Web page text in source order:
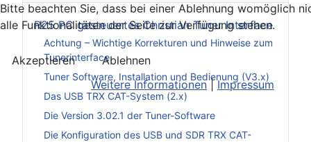
R25 PC gesteuertes Christian Tuner Interface
Achtung – Wichtige Korrekturen und Hinweise zum
Tunerinterface
Tuner Software, Installation und Bedienung (V3.x)
Das USB TRX CAT-System (2.x)
Die Version 3.02.1 der Tuner-Software
Die Konfiguration des USB und SDR TRX CAT-
Bitte beachten Sie, dass bei einer Ablehnung womöglich
alle Funktionalitäten der Seite zur Verfügung stehen.
Akzeptieren
Ablehnen
Weitere Informationen|Impressum